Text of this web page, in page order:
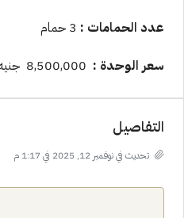
عدد الحمامات :
سعر الوحدة :
التفاصيل
تحديث في نوفمبر 12, 2025 في 1:17 م